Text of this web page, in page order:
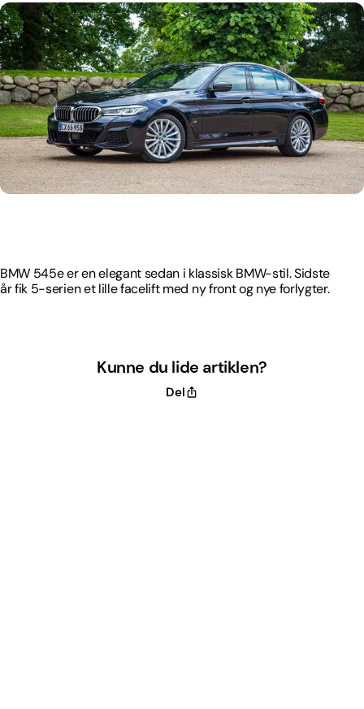
BMW 545e er en elegant sedan i klassisk BMW-stil. Sidste
år fik 5-serien et lille facelift med ny front og nye forlygter.
Kunne du lide artiklen?
Del